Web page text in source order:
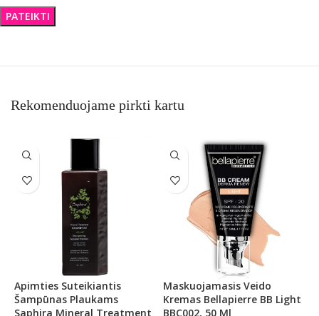
Rekomenduojame pirkti kartu
Apimties Suteikiantis
Šampūnas Plaukams
Saphira Mineral Treatment
Maskuojamasis Veido
Kremas Bellapierre BB Light
BBC002, 50 Ml